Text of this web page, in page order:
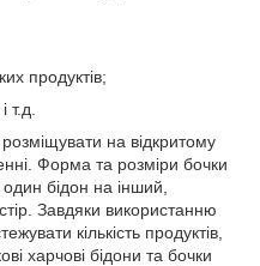
продуктів;
т.д.
на відкритому
Форма та розміри бочки
бідон на інший,
Завдяки використанню
кількість продуктів,
харчові бідони та бочки